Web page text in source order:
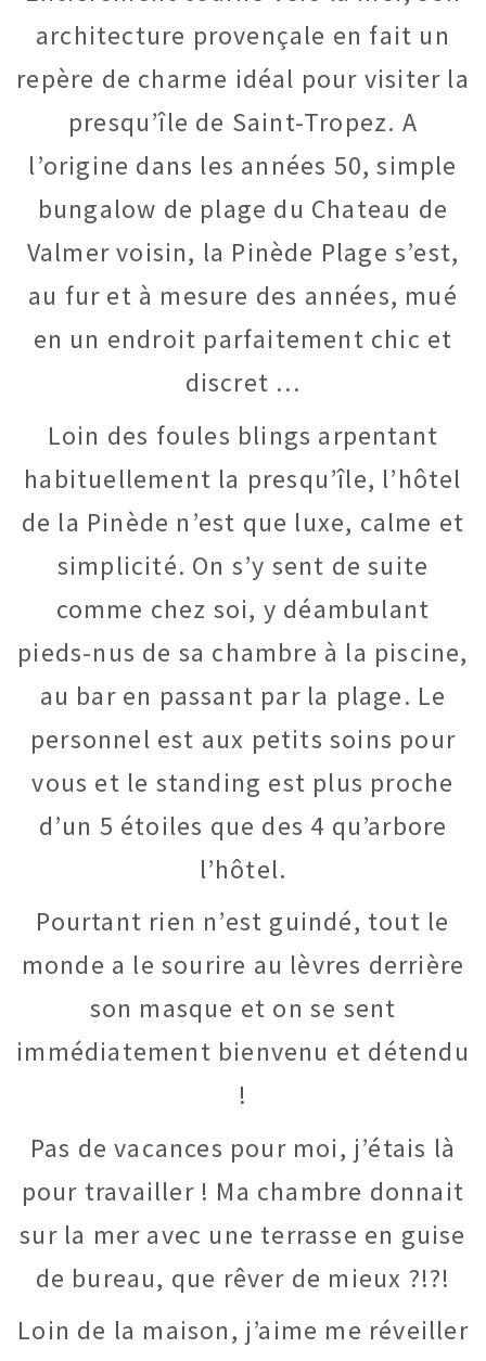
architecture provençale en fait un
repère de charme idéal pour visiter la
presqu’île de Saint-Tropez. A
l’origine dans les années 50, simple
bungalow de plage du Chateau de
Valmer voisin, la Pinède Plage s’est,
au fur et à mesure des années, mué
en un endroit parfaitement chic et
discret …
Loin des foules blings arpentant
habituellement la presqu’île, l’hôtel
de la Pinède n’est que luxe, calme et
simplicité. On s’y sent de suite
comme chez soi, y déambulant
pieds-nus de sa chambre à la piscine,
au bar en passant par la plage. Le
personnel est aux petits soins pour
vous et le standing est plus proche
d’un 5 étoiles que des 4 qu’arbore
l’hôtel.
Pourtant rien n’est guindé, tout le
monde a le sourire au lèvres derrière
son masque et on se sent
immédiatement bienvenu et détendu
!
Pas de vacances pour moi, j’étais là
pour travailler ! Ma chambre donnait
sur la mer avec une terrasse en guise
de bureau, que rêver de mieux ?!?!
Loin de la maison, j’aime me réveiller